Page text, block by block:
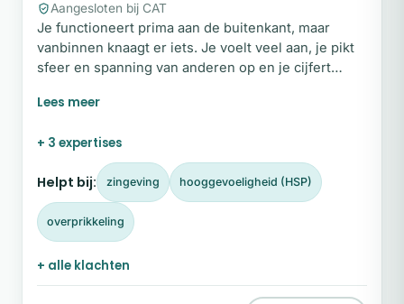
Aangesloten bij CAT
Je functioneert prima aan de buitenkant, maar
vanbinnen knaagt er iets. Je voelt veel aan, je pikt
sfeer en spanning van anderen op en je cijfert
gedaan aan persoonlijke ontwikkeling en blijft er
sensitieve, hoogopgeleide professionals om weer
in contact te komen met hun innerlijk kompas,
zodat je keuzes kunt maken die echt bij jou passen.
+ 3 expertises
Helpt bij: zingeving hooggevoeligheid (HSP)
overprikkeling
+ alle klachten